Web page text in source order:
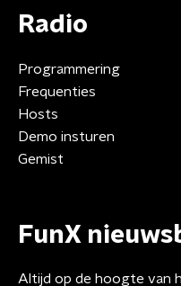
Radio
Programmering
Frequenties
Hosts
Demo insturen
Gemist
FunX
Altijd op de hoogte van